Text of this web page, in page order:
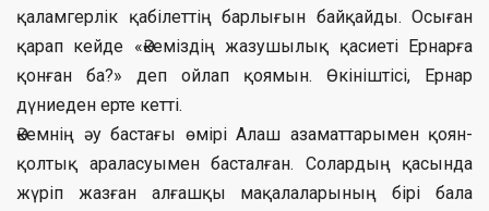
қаламгерлік қабілеттің барлығын байқайды. Осыған
қарап кейде «Әкеміздің жазушылық қасиеті Ернарға
қонған ба?» деп ойлап қоямын. Өкініштісі, Ернар
дүниеден ерте кетті.
Әкемнің әу бастағы өмірі Алаш азаматтарымен қоян-
қолтық араласуымен басталған. Солардың қасында
жүріп жазған алғашқы мақалаларының бірі бала